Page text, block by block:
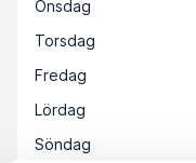
Onsdag
Torsdag
Fredag
Lördag
Söndag